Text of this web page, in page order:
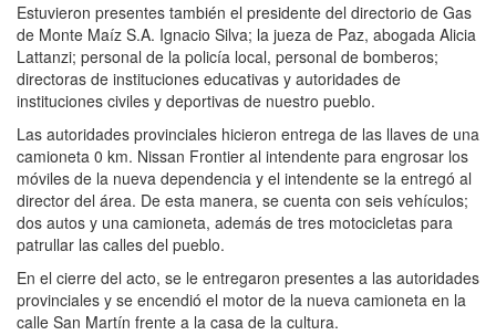
Estuvieron presentes también el presidente del directorio de Gas
de Monte Maíz S.A. Ignacio Silva; la jueza de Paz, abogada Alicia
Lattanzi; personal de la policía local, personal de bomberos;
directoras de instituciones educativas y autoridades de
instituciones civiles y deportivas de nuestro pueblo.
Las autoridades provinciales hicieron entrega de las llaves de una
camioneta 0 km. Nissan Frontier al intendente para engrosar los
móviles de la nueva dependencia y el intendente se la entregó al
director del área. De esta manera, se cuenta con seis vehículos;
dos autos y una camioneta, además de tres motocicletas para
patrullar las calles del pueblo.
En el cierre del acto, se le entregaron presentes a las autoridades
provinciales y se encendió el motor de la nueva camioneta en la
calle San Martín frente a la casa de la cultura.